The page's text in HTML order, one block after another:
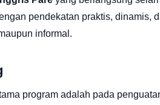
pendekatan praktis, dinamis,
informal.
program adalah pada